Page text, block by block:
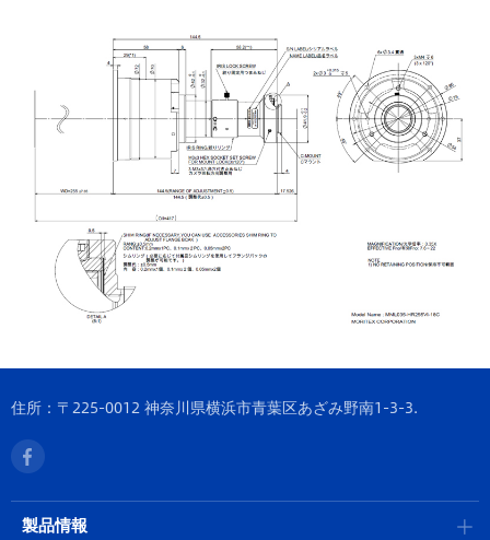
住所：〒225-0012 神奈川県横浜市青葉区あざみ野南1-3-3.
製品情報